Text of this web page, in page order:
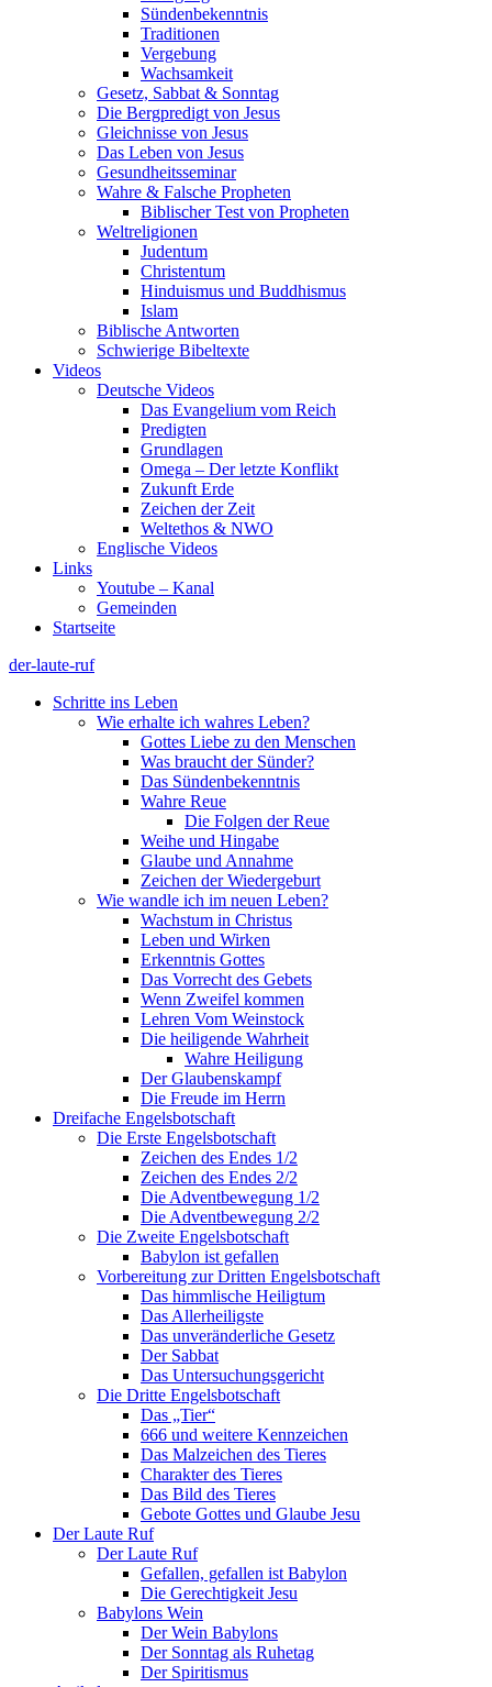
Sündenbekenntnis
Traditionen
Vergebung
Wachsamkeit
Gesetz, Sabbat & Sonntag
Die Bergpredigt von Jesus
Gleichnisse von Jesus
Das Leben von Jesus
Gesundheitsseminar
Wahre & Falsche Propheten
Biblischer Test von Propheten
Weltreligionen
Judentum
Christentum
Hinduismus und Buddhismus
Islam
Biblische Antworten
Schwierige Bibeltexte
Videos
Deutsche Videos
Das Evangelium vom Reich
Predigten
Grundlagen
Omega – Der letzte Konflikt
Zukunft Erde
Zeichen der Zeit
Weltethos & NWO
Englische Videos
Links
Youtube – Kanal
Gemeinden
Startseite
der-laute-ruf
Schritte ins Leben
Wie erhalte ich wahres Leben?
Gottes Liebe zu den Menschen
Was braucht der Sünder?
Das Sündenbekenntnis
Wahre Reue
Die Folgen der Reue
Weihe und Hingabe
Glaube und Annahme
Zeichen der Wiedergeburt
Wie wandle ich im neuen Leben?
Wachstum in Christus
Leben und Wirken
Erkenntnis Gottes
Das Vorrecht des Gebets
Wenn Zweifel kommen
Lehren Vom Weinstock
Die heiligende Wahrheit
Wahre Heiligung
Der Glaubenskampf
Die Freude im Herrn
Dreifache Engelsbotschaft
Die Erste Engelsbotschaft
Zeichen des Endes 1/2
Zeichen des Endes 2/2
Die Adventbewegung 1/2
Die Adventbewegung 2/2
Die Zweite Engelsbotschaft
Babylon ist gefallen
Vorbereitung zur Dritten Engelsbotschaft
Das himmlische Heiligtum
Das Allerheiligste
Das unveränderliche Gesetz
Der Sabbat
Das Untersuchungsgericht
Die Dritte Engelsbotschaft
Das „Tier“
666 und weitere Kennzeichen
Das Malzeichen des Tieres
Charakter des Tieres
Das Bild des Tieres
Gebote Gottes und Glaube Jesu
Der Laute Ruf
Der Laute Ruf
Gefallen, gefallen ist Babylon
Die Gerechtigkeit Jesu
Babylons Wein
Der Wein Babylons
Der Sonntag als Ruhetag
Der Spiritismus